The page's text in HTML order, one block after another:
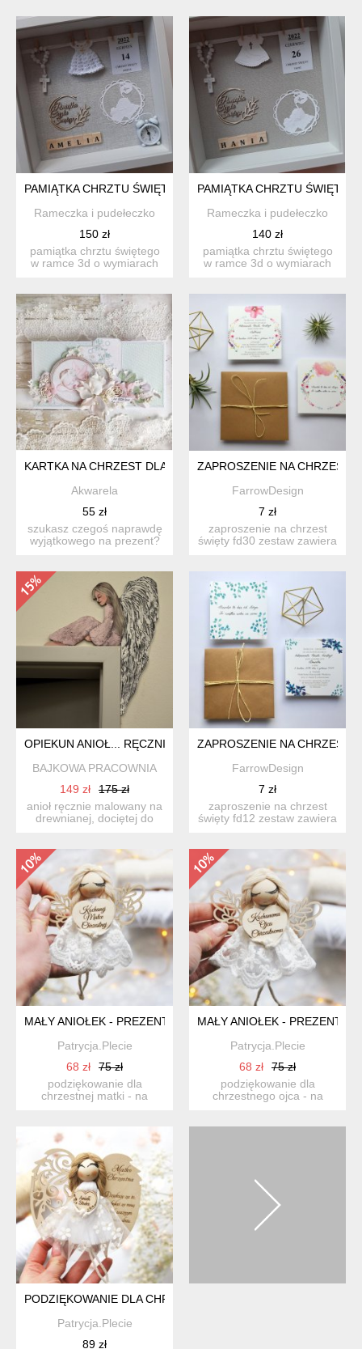
PAMIĄTKA CHRZTU ŚWIĘTEGO W RAMCE 3D Z ZEGARKIEM
Rameczka i pudełeczko
150 zł
pamiątka chrztu świętego
w ramce 3d o wymiarach
PAMIĄTKA CHRZTU
Rameczka i pudełeczko
140 zł
pamiątka chrztu świętego
w ramce 3d o wymiarach
KARTKA NA CHRZEST DLA DZIEWCZYNKI
Akwarela
55 zł
szukasz czegoś naprawdę
wyjątkowego na prezent?
ZAPROSZENIE NA CHRZEST
FarrowDesign
7 zł
zaproszenie na chrzest
święty fd30 zestaw zawiera
OPIEKUN ANIOŁ... RĘCZNIE MALOWANE
BAJKOWA PRACOWNIA
149 zł
175 zł
anioł ręcznie malowany na
drewnianej, dociętej do
ZAPROSZENIE NA CHRZEST
FarrowDesign
7 zł
zaproszenie na chrzest
święty fd12 zestaw zawiera
MAŁY ANIOŁEK - PREZENT DLA CHRZESTNEJ|
Patrycja.Plecie
68 zł
75 zł
podziękowanie dla
chrzestnej matki - na
MAŁY ANIOŁEK - PREZENT
Patrycja.Plecie
68 zł
75 zł
podziękowanie dla
chrzestnego ojca - na
PODZIĘKOWANIE DLA CHRZESTNEJ MATKI - ANIOŁEK Z
Patrycja.Plecie
89 zł